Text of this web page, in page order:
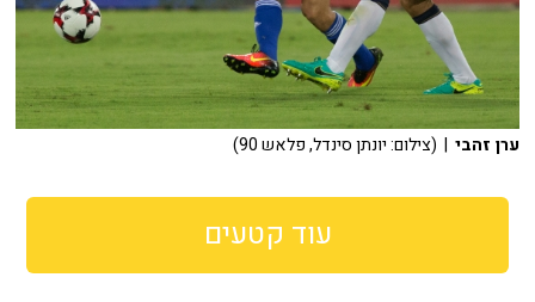
ערן זהבי | (צילום: יונתן סינדל, פלאש 90)
עוד קטעים